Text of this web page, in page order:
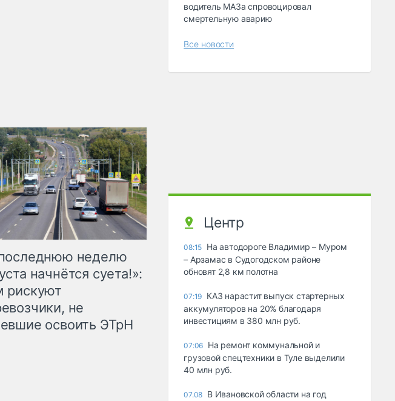
неделю
начнётся суета!»:
рискуют
не
освоить ЭТрН
водитель МАЗа спровоцировал
смертельную аварию
Все новости
Центр
08:15 На автодороге Владимир – Муром
– Арзамас в Судогодском районе
обновят 2,8 км полотна
07:19 КАЗ нарастит выпуск стартерных
аккумуляторов на 20% благодаря
инвестициям в 380 млн руб.
07:06 На ремонт коммунальной и
грузовой спецтехники в Туле выделили
40 млн руб.
07.08 В Ивановской области на год